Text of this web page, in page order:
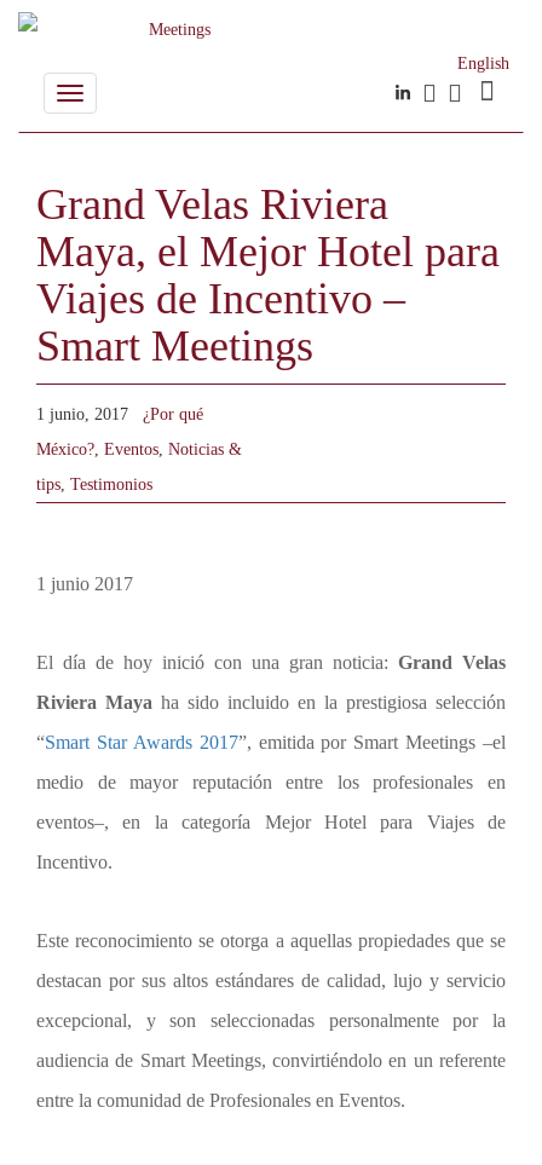
English
Toggle
navigation
Grand Velas Riviera
Maya, el Mejor Hotel para
Viajes de Incentivo –
Smart Meetings
1 junio, 2017
¿Por qué
México?, Eventos, Noticias &
tips, Testimonios
1 junio 2017
El día de hoy inició con una gran noticia: Grand Velas
Riviera Maya ha sido incluido en la prestigiosa selección
“Smart Star Awards 2017”, emitida por Smart Meetings –el
medio de mayor reputación entre los profesionales en
eventos–, en la categoría Mejor Hotel para Viajes de
Incentivo.
Este reconocimiento se otorga a aquellas propiedades que se
destacan por sus altos estándares de calidad, lujo y servicio
excepcional, y son seleccionadas personalmente por la
audiencia de Smart Meetings, convirtiéndolo en un referente
entre la comunidad de Profesionales en Eventos.